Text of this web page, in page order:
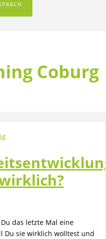
Coburg
das letzte Mal eine
Du sie wirklich wolltest und